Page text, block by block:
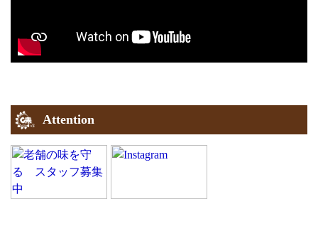
Attention